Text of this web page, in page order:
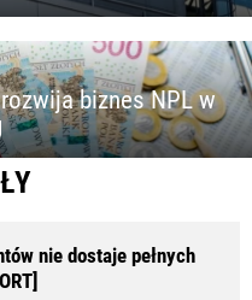
biznes NPL w
nie dostaje pełnych